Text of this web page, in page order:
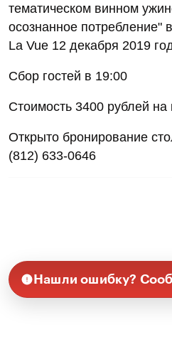
тематическом винном
осознанное потребление"
La Vue 12 декабря 2019
Сбор гостей в 19:00
Стоимость 3400 рублей на
Открыто бронирование
(812) 633-0646
Нашли ошибку?